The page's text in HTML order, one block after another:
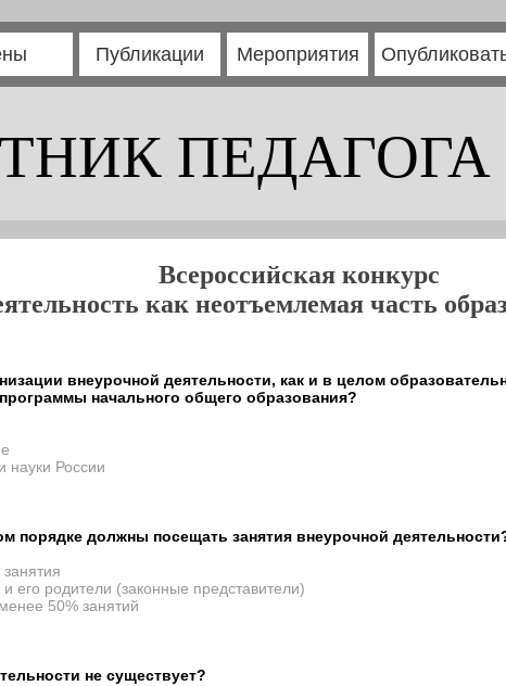
Публикации Мероприятия
ПЕДАГОГА
Всероссийская конкурс
как неотъемлемая часть
внеурочной деятельности, как и в целом
начального общего образования?
науки России
порядке должны посещать занятия внеурочной
его родители (законные представители)
50% занятий
не существует?